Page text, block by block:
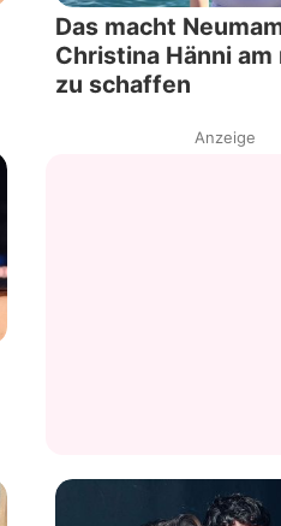
Jobs
App
Team
Das macht
Christina Hänni
zu schaffen
Anzeige